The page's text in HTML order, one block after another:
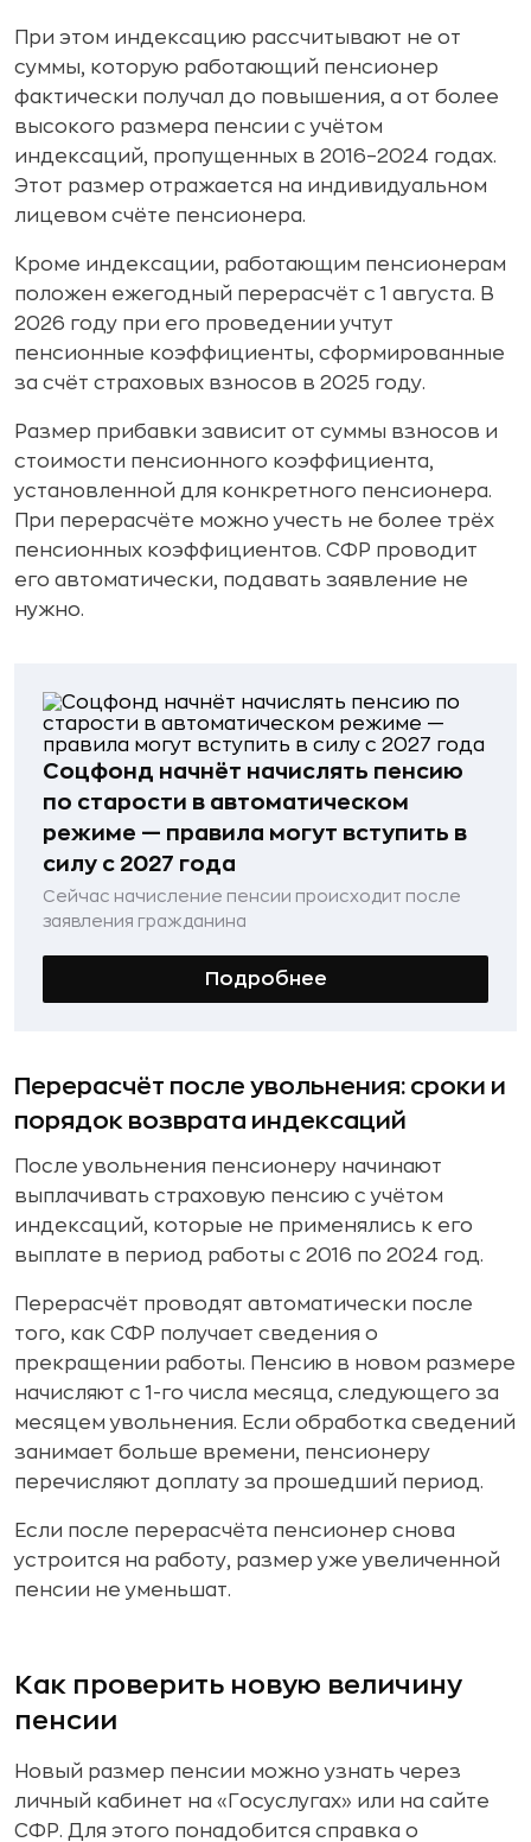
При этом индексацию рассчитывают не от
суммы, которую работающий пенсионер
фактически получал до повышения, а от более
высокого размера пенсии с учётом
индексаций, пропущенных в 2016–2024 годах.
Этот размер отражается на индивидуальном
лицевом счёте пенсионера.
Кроме индексации, работающим пенсионерам
положен ежегодный перерасчёт с 1 августа. В
2026 году при его проведении учтут
пенсионные коэффициенты, сформированные
за счёт страховых взносов в 2025 году.
Размер прибавки зависит от суммы взносов и
стоимости пенсионного коэффициента,
установленной для конкретного пенсионера.
При перерасчёте можно учесть не более трёх
пенсионных коэффициентов. СФР проводит
его автоматически, подавать заявление не
нужно.
Соцфонд начнёт начислять пенсию
по старости в автоматическом
режиме — правила могут вступить в
силу с 2027 года
Сейчас начисление пенсии происходит после
заявления гражданина
Подробнее
Перерасчёт после увольнения: сроки и
порядок возврата индексаций
После увольнения пенсионеру начинают
выплачивать страховую пенсию с учётом
индексаций, которые не применялись к его
выплате в период работы с 2016 по 2024 год.
Перерасчёт проводят автоматически после
того, как СФР получает сведения о
прекращении работы. Пенсию в новом размере
начисляют с 1-го числа месяца, следующего за
месяцем увольнения. Если обработка сведений
занимает больше времени, пенсионеру
перечисляют доплату за прошедший период.
Если после перерасчёта пенсионер снова
устроится на работу, размер уже увеличенной
пенсии не уменьшат.
Как проверить новую величину
пенсии
Новый размер пенсии можно узнать через
личный кабинет на «Госуслугах» или на сайте
СФР. Для этого понадобится справка о